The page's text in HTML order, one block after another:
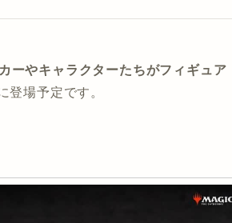
ーやキャラクターたちがフィギュア
登場予定です。